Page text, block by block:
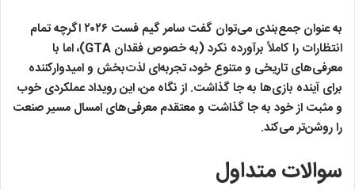
به عنوان جمع‌بندی می‌توان گفت سامر گیم فست ۲۰۲۶ اگرچه تمام
انتظارات را کاملاً برآورده نکرد (به خصوص فقدان GTA)، اما با
معرفی‌های تاریخی و متنوع خود، تجربه‌ای لذت‌بخش و امیدوارکننده
برای آینده بازی‌ها به جا گذاشت. از نگاه من، این رویداد عملکردی خوب
و مثبت از خود به جا گذاشت و معتقدم معرفی‌های امسال مسیر صنعت
را روشن‌تر می‌کند.
سوالات متداول